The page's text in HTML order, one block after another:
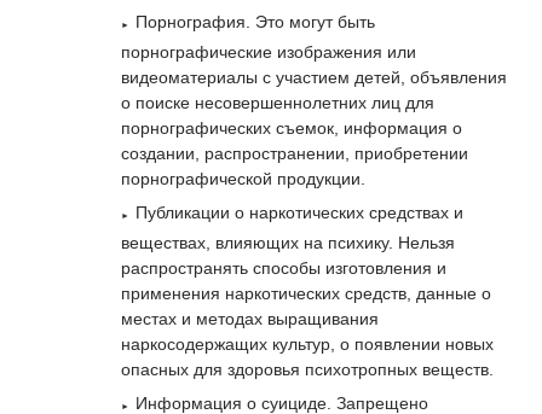
Порнография. Это могут быть
порнографические изображения или
видеоматериалы с участием детей, объявления
о поиске несовершеннолетних лиц для
порнографических съемок, информация о
создании, распространении, приобретении
порнографической продукции.
Публикации о наркотических средствах и
веществах, влияющих на психику. Нельзя
распространять способы изготовления и
применения наркотических средств, данные о
местах и методах выращивания
наркосодержащих культур, о появлении новых
опасных для здоровья психотропных веществ.
Информация о суициде. Запрещено